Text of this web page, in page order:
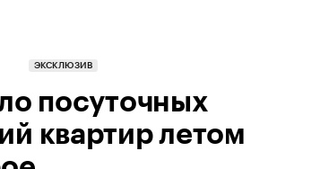
ЭКСКЛЮЗИВ
посуточных
квартир летом